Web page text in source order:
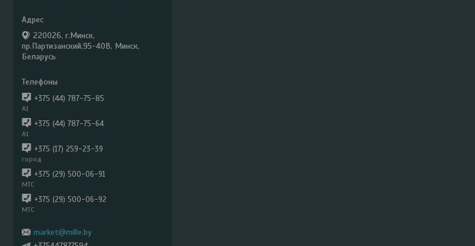
220026, г.Минск,
пр.Партизанский,95-40В, Минск,
Беларусь
+375 (44) 787-75-85
А1
+375 (44) 787-75-64
А1
+375 (17) 259-23-39
город
+375 (29) 500-06-91
МТС
+375 (29) 500-06-92
МТС
market@mille.by